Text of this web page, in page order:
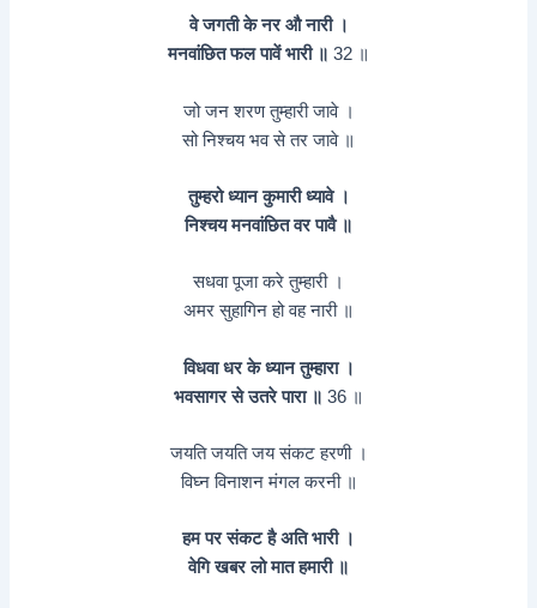
वे जगती के नर औ नारी ।
मनवांछित फल पावें भारी ॥ 32 ॥
जो जन शरण तुम्हारी जावे ।
सो निश्‍चय भव से तर जावे ॥
तुम्हरो ध्यान कुमारी ध्यावे ।
निश्चय मनवांछित वर पावै ॥
सधवा पूजा करे तुम्हारी ।
अमर सुहागिन हो वह नारी ॥
विधवा धर के ध्यान तुम्हारा ।
भवसागर से उतरे पारा ॥ 36 ॥
जयति जयति जय संकट हरणी ।
विघ्न विनाशन मंगल करनी ॥
हम पर संकट है अति भारी ।
वेगि खबर लो मात हमारी ॥